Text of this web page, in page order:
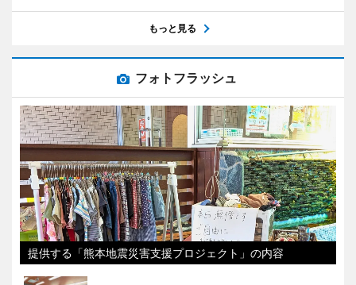
もっと見る
フォトフラッシュ
提供する「熊本地震災害支援プロジェクト」の内容